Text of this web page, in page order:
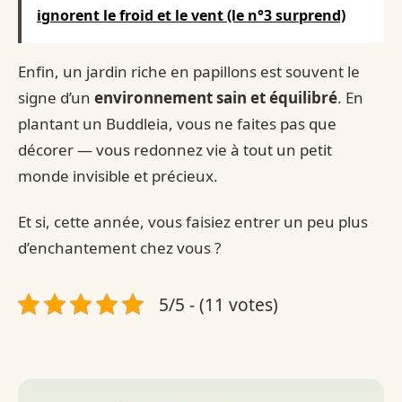
ignorent le froid et le vent (le n°3 surprend)
Enfin, un jardin riche en papillons est souvent le
signe d’un environnement sain et équilibré. En
plantant un Buddleia, vous ne faites pas que
décorer — vous redonnez vie à tout un petit
monde invisible et précieux.
Et si, cette année, vous faisiez entrer un peu plus
d’enchantement chez vous ?
5/5 - (11 votes)